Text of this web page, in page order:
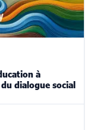
à
dialogue social